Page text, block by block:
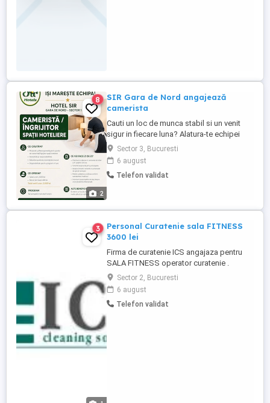
2
8
SIR Gara de Nord angajează
camerista
Cauti un loc de munca stabil si un venit
sigur in fiecare luna? Alatura-te echipei
noastre! Nu este necesara experienta,
deoarece vei beneficia de instruire la locul
de munca si de sprijin permanent din
partea colegilor. Ce vei face? Asiguri
Sector 3, Bucuresti
6 august
Telefon validat
3
Personal Curatenie sala FITNESS
3600 lei
Firma de curatenie ICS angajaza pentru
SALA FITNESS operator curatenie .
programul de lucru este de 10 ore , 2 zile
cu 2 zile libere , in intervalul 7:00-17:00;
Sector 2, Bucuresti
6 august
Telefon validat